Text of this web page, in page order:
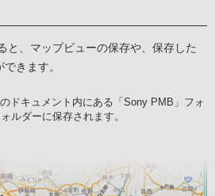
と、マップビューの保存や、保存した
きます。
ドキュメント内にある「Sony PMB」フォ
ルダーに保存されます。